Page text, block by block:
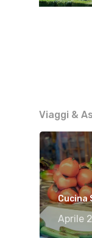
Viaggi &
Cucina
Aprile